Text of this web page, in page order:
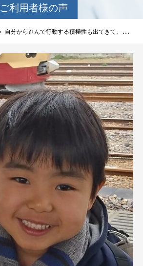
ご利用者様の声
自分から進んで行動する積極性も出てきて、療育の成果を実感しています